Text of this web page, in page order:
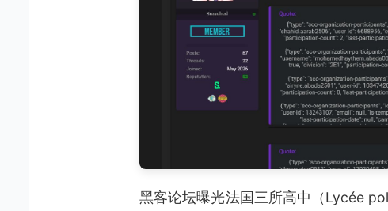
黑客论坛曝光法国三所高中（Lycée